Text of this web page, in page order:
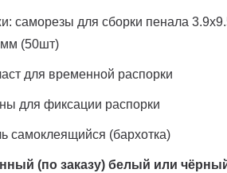
саморезы для сборки пенала
(50шт)
для временной распорки
для фиксации распорки
самоклеящийся (бархотка)
(по заказу) белый или